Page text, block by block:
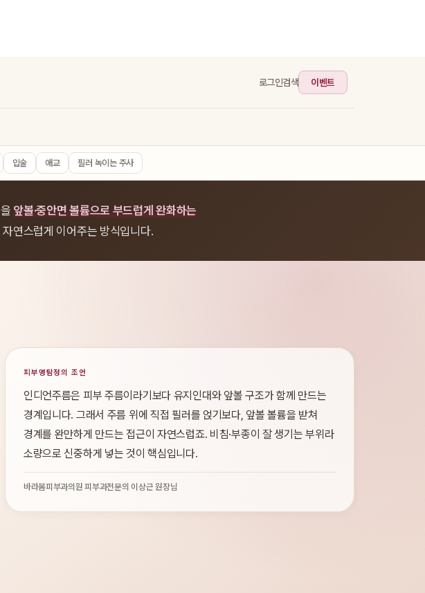
로그인검색 이벤트
입술 애교 필러 녹이는 주사
을앞볼·중안면 볼륨으로 부드럽게 완화하는
자연스럽게 이어주는 방식입니다.
피부명탐정의 조언
인디언주름은 피부 주름이라기보다 유지인대와 앞볼 구조가 함께 만드는
경계입니다. 그래서 주름 위에 직접 필러를 얹기보다, 앞볼 볼륨을 받쳐
경계를 완만하게 만드는 접근이 자연스럽죠. 비침·부종이 잘 생기는 부위라
소량으로 신중하게 넣는 것이 핵심입니다.
바라봄피부과의원 피부과전문의 이상근 원장님